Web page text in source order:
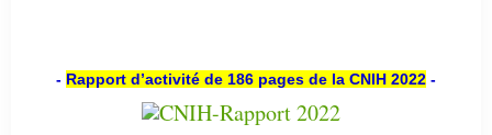
- Rapport d’activité de 186 pages de la CNIH 2022 -